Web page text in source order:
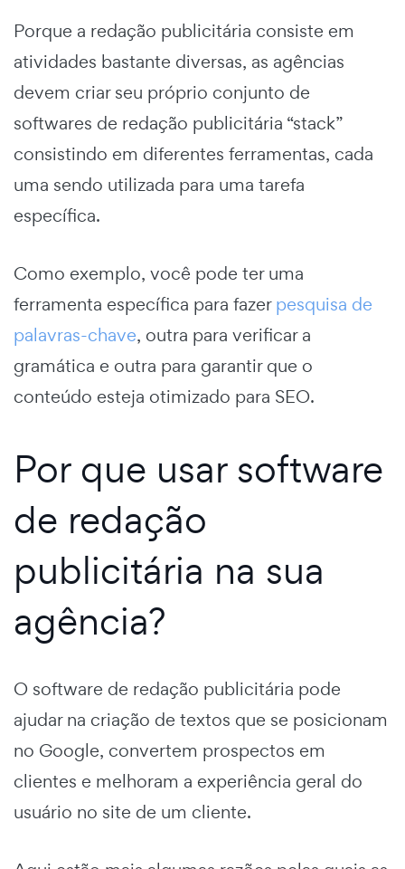
Porque a redação publicitária consiste em
atividades bastante diversas, as agências
devem criar seu próprio conjunto de
softwares de redação publicitária “stack”
consistindo em diferentes ferramentas, cada
uma sendo utilizada para uma tarefa
específica.
Como exemplo, você pode ter uma
ferramenta específica para fazerpesquisa de
palavras-chave, outra para verificar a
gramática e outra para garantir que o
conteúdo esteja otimizado para SEO.
Por que usar software
de redação
publicitária na sua
agência?
O software de redação publicitária pode
ajudar na criação de textos que se posicionam
no Google, convertem prospectos em
clientes e melhoram a experiência geral do
usuário no site de um cliente.